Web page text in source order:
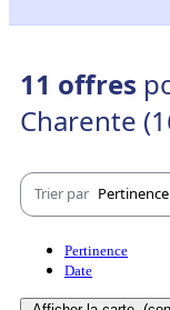
11 offres
Charente
Trier par Pertinence
Pertinence
Date